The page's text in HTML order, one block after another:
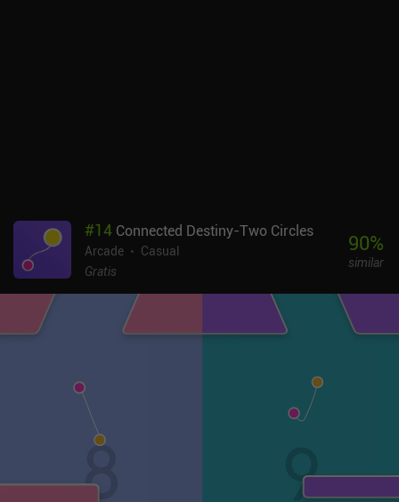
#14 Connected Destiny-Two Circles
Arcade
Casual
Gratis
90%
similar